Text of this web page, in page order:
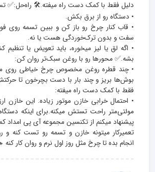
• قاب کنار چرخ رو باز کن و ببین تسمه روی
• اگه لق یا لیز میخوره، باید تعویض یا
• چند قطره روغن مخصوص چرخ خیاطی روی
بوش‌ها بریز و چند بار با دست بچرخون تا
• احتمال خرابی خازن موتور زیاده. این خازن
مولتی‌متر راحت تستش میکنه.برای اینکه
انجام بده تا چرخ مثل روز اول نرم و روان کار کنه